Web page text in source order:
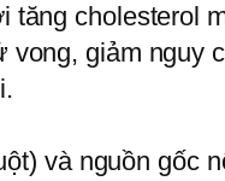
cholesterol
giảm nguy
và nguồn gốc